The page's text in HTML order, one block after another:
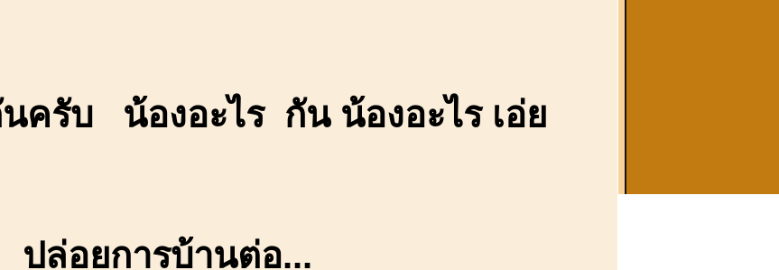
ครับ น้องอะไร กัน น้องอะไร เอ่ย
ล่อยการบ้านต่อ...